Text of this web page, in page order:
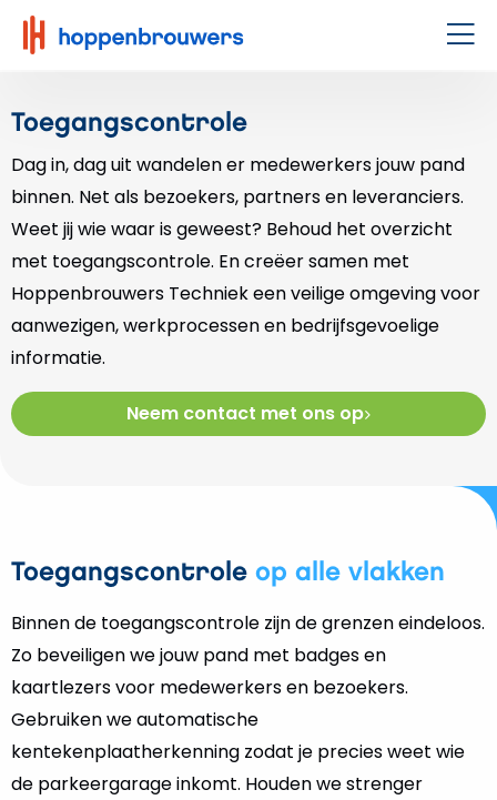
Hoppenbrouwers
|
techniek
leeft
Toegangscontrole
Dag in, dag uit wandelen er medewerkers jouw pand
binnen. Net als bezoekers, partners en leveranciers.
Weet jij wie waar is geweest? Behoud het overzicht
met toegangscontrole. En creëer samen met
Hoppenbrouwers Techniek een veilige omgeving voor
aanwezigen, werkprocessen en bedrijfsgevoelige
informatie.
Neem contact met ons op
Toegangscontrole op alle vlakken
Binnen de toegangscontrole zijn de grenzen eindeloos.
Zo beveiligen we jouw pand met badges en
kaartlezers voor medewerkers en bezoekers.
Gebruiken we automatische
kentekenplaatherkenning zodat je precies weet wie
de parkeergarage inkomt. Houden we strenger